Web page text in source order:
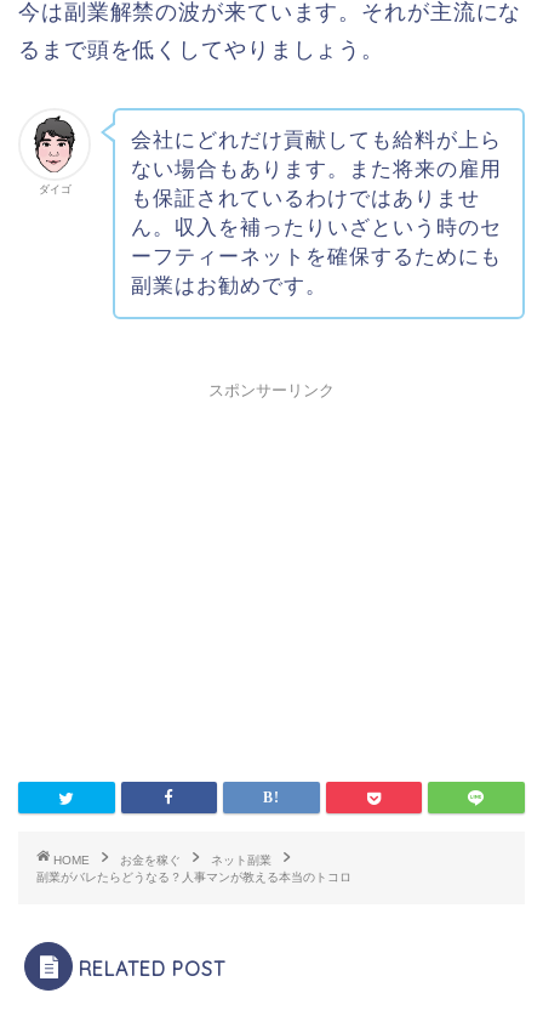
今は副業解禁の波が来ています。それが主流にな
るまで頭を低くしてやりましょう。
ダイゴ
会社にどれだけ貢献しても給料が上ら
ない場合もあります。また将来の雇用
も保証されているわけではありませ
ん。収入を補ったりいざという時のセ
ーフティーネットを確保するためにも
副業はお勧めです。
スポンサーリンク
HOME お金を稼ぐ
ネット副業
副業がバレたらどうなる？人事マンが教える本当のトコロ
RELATED POST